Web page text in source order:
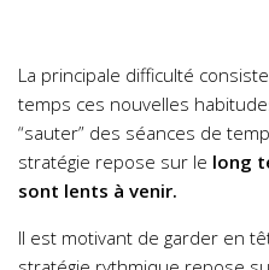
La principale difficulté
temps ces nouvelles
“sauter” des séances de
stratégie repose sur le long
sont lents à venir.
Il est motivant de garder en